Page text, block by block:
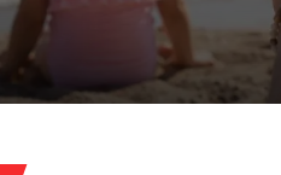
16:15ч, четвъртък, 6 август, 2026
16:10ч, четвъртък, 6 август, 2026